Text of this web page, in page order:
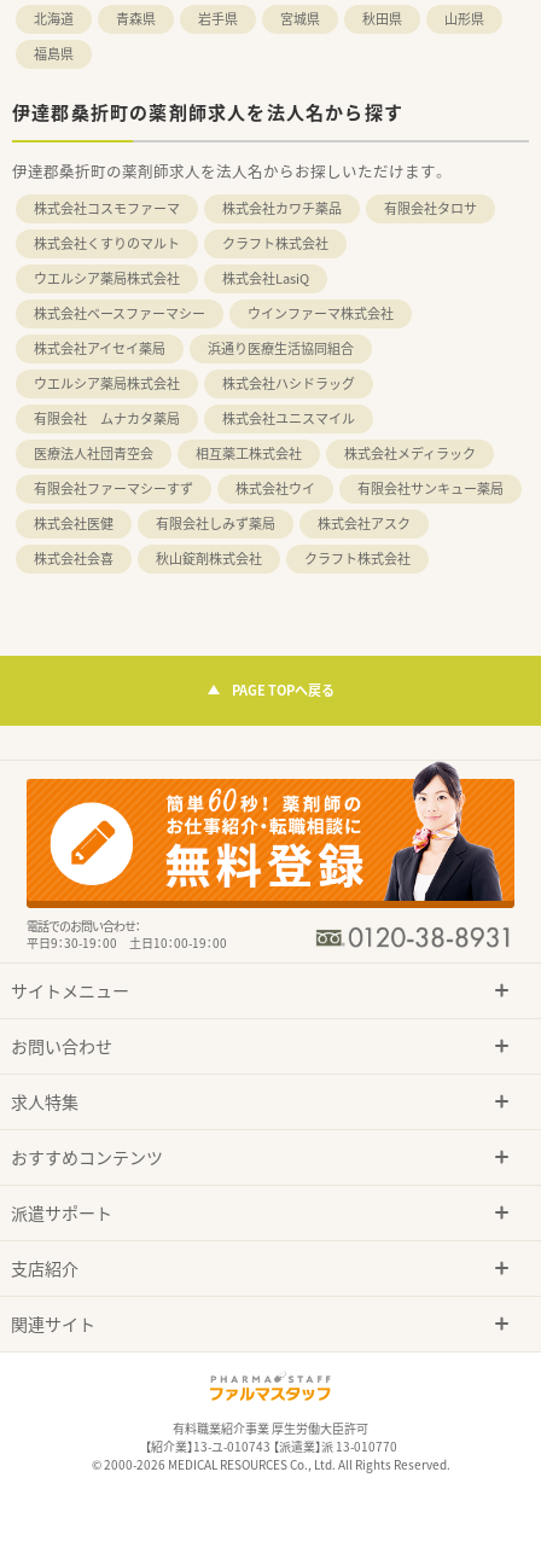
北海道 青森県 岩手県 宮城県 秋田県
山形県
福島県
伊達郡桑折町の薬剤師求人を法人名から探す
伊達郡桑折町の薬剤師求人を法人名からお探しいただけます。
株式会社コスモファーマ 株式会社カワチ薬品
有限会社タロサ
株式会社くすりのマルト
クラフト株式会社
ウエルシア薬局株式会社
株式会社LasiQ
株式会社ベースファーマシー
ウインファーマ株式会社
株式会社アイセイ薬局
浜通り医療生活協同組合
ウエルシア薬局株式会社
株式会社ハシドラッグ
有限会社 ムナカタ薬局
株式会社ユニスマイル
医療法人社団青空会
相互薬工株式会社
株式会社メディラック
有限会社ファーマシーすず
株式会社ウイ
有限会社サンキュー薬局
株式会社医健
有限会社しみず薬局
株式会社アスク
株式会社会喜
秋山錠剤株式会社 クラフト株式会社
PAGE TOPへ戻る
電話でのお問い合わせ：
平日9：30-19：00 土日10：00-19：00
サイトメニュー
お問い合わせ
求人特集
おすすめコンテンツ
派遣サポート
支店紹介
関連サイト
有料職業紹介事業 厚生労働大臣許可
【紹介業】13-ユ-010743 【派遣業】派 13-010770
© 2000-2026 MEDICAL RESOURCES Co., Ltd. All Rights Reserved.